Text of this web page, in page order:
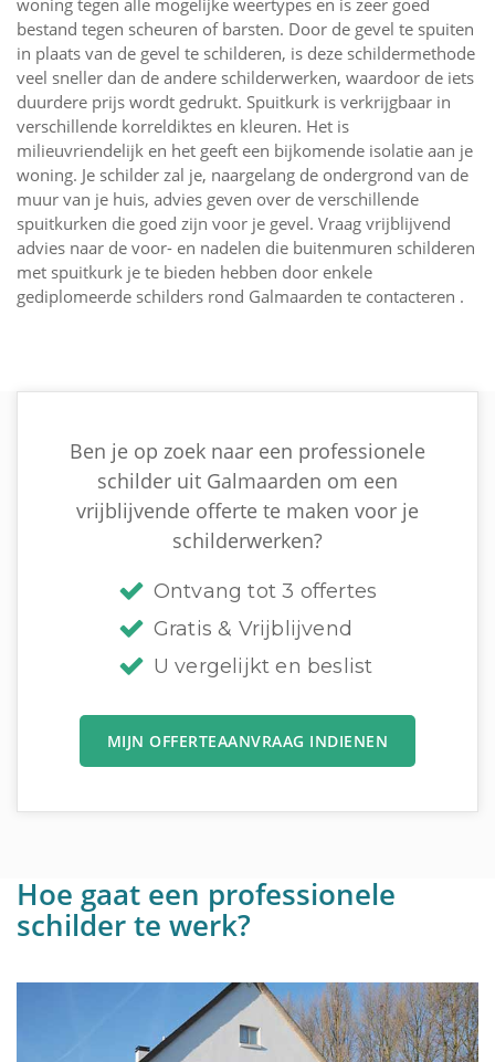
bestand tegen scheuren of barsten. Door de gevel te spuiten
in plaats van de gevel te schilderen, is deze schildermethode
veel sneller dan de andere schilderwerken, waardoor de iets
duurdere prijs wordt gedrukt. Spuitkurk is verkrijgbaar in
verschillende korreldiktes en kleuren. Het is
milieuvriendelijk en het geeft een bijkomende isolatie aan je
woning. Je schilder zal je, naargelang de ondergrond van de
muur van je huis, advies geven over de verschillende
spuitkurken die goed zijn voor je gevel. Vraag vrijblijvend
advies naar de voor- en nadelen die buitenmuren schilderen
met spuitkurk je te bieden hebben door enkele
gediplomeerde schilders rond Galmaarden te contacteren .
Ben je op zoek naar een professionele
schilder uit Galmaarden om een
vrijblijvende offerte te maken voor je
schilderwerken?
Ontvang tot 3 offertes
Gratis & Vrijblijvend
U vergelijkt en beslist
MIJN OFFERTEAANVRAAG INDIENEN
Hoe gaat een professionele
schilder te werk?